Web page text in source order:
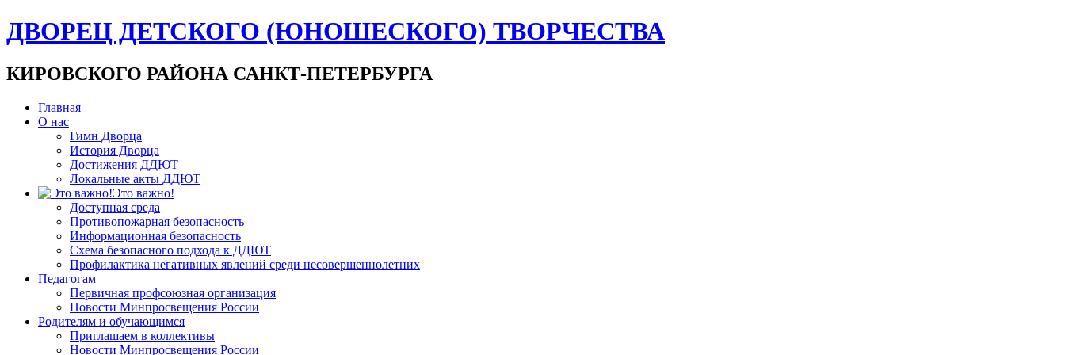
ДВОРЕЦ ДЕТСКОГО (ЮНОШЕСКОГО) ТВОРЧЕСТВА
КИРОВСКОГО РАЙОНА САНКТ-ПЕТЕРБУРГА
Главная
О нас
Гимн Дворца
История Дворца
Достижения ДДЮТ
Локальные акты ДДЮТ
Это важно!
Доступная среда
Противопожарная безопасность
Информационная безопасность
Схема безопасного подхода к ДДЮТ
Профилактика негативных явлений среди несовершеннолетних
Педагогам
Первичная профсоюзная организация
Новости Минпросвещения России
Родителям и обучающимся
Приглашаем в коллективы
Новости Минпросвещения России